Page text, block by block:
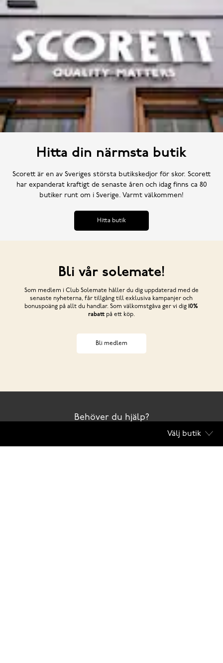
Hitta din närmsta butik
Scorett är en av Sveriges största butikskedjor för skor. Scorett
har expanderat kraftigt de senaste åren och idag finns ca 80
butiker runt om i Sverige. Varmt välkommen!
Hitta butik
Bli vår solemate!
Som medlem i Club Solemate håller du dig uppdaterad med de
senaste nyheterna, får tillgång till exklusiva kampanjer och
bonuspoäng på allt du handlar. Som välkomstgåva ger vi dig10%
rabattpå ett köp.
Bli medlem
Behöver du hjälp?
Kontakta oss Club Solemate
Välj butik